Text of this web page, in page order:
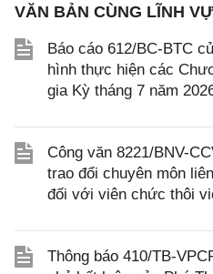
VĂN BẢN CÙNG LĨNH
Báo cáo 612/BC-BTC
hình thực hiện các
gia Kỳ tháng 7 năm
Công văn 8221/BNV-
trao đổi chuyên môn
đối với viên chức thôi
Thông báo 410/TB-